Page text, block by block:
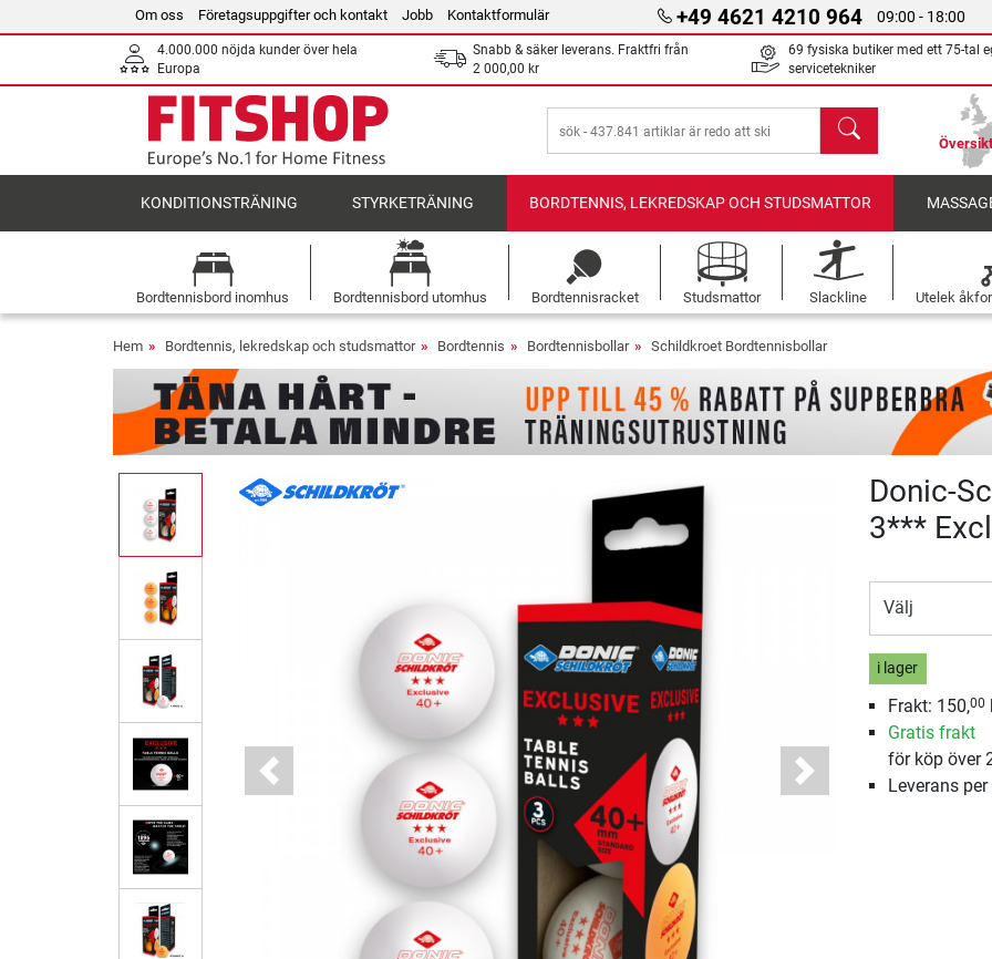
Om oss Företagsuppgifter och kontakt Jobb Kontaktformulär +49 4621 4210 964 09:00 - 18:00
4.000.000 nöjda kunder över hela
Europa
Snabb & säker leverans. Fraktfri från
2 000,00 kr
69 fysiska butiker med ett 75-tal
servicetekniker
sök
KONDITIONSTRÄNING STYRKETRÄNING BORDTENNIS, LEKREDSKAP OCH STUDSMATTOR
Bordtennisbord inomhus Bordtennisbord utomhus Bordtennisracket Studsmattor Slackline Utelek
Hem Bordtennis, lekredskap och studsmattor Bordtennis Bordtennisbollar Schildkroet Bordtennisbollar
Previous Next
Donic-
3***
Välj
i lager
Frakt: 150,00
Gratis frakt
för köp över
Leverans per